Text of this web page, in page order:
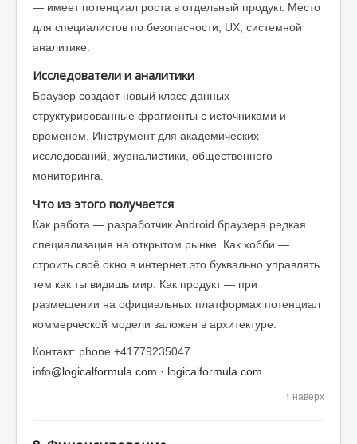
— имеет потенциал роста в отдельный продукт. Место
для специалистов по безопасности, UX, системной
аналитике.
Исследователи и аналитики
Браузер создаёт новый класс данных —
структурированные фрагменты с источниками и
временем. Инструмент для академических
исследований, журналистики, общественного
мониторинга.
Что из этого получается
Как работа — разработчик Android браузера редкая
специализация на открытом рынке. Как хобби —
строить своё окно в интернет это буквально управлять
тем как ты видишь мир. Как продукт — при
размещении на официальных платформах потенциал
коммерческой модели заложен в архитектуре.
Контакт: phone +41779235047
info@logicalformula.com · logicalformula.com
↑ наверх